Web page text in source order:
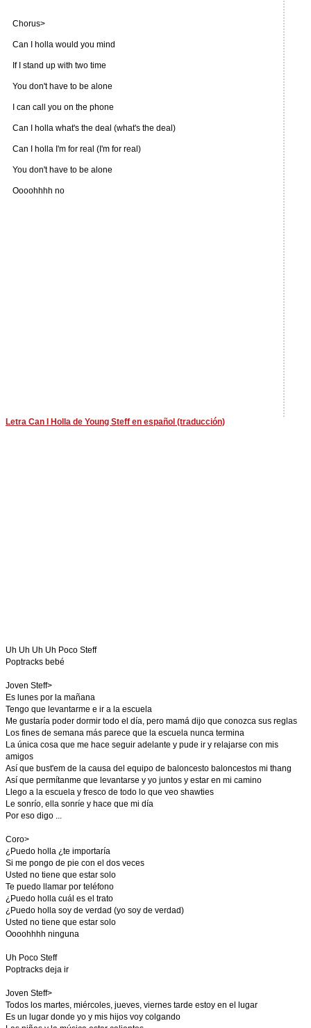
Chorus>
Can I holla would you mind
If I stand up with two time
You don't have to be alone
I can call you on the phone
Can I holla what's the deal (what's the deal)
Can I holla I'm for real (I'm for real)
You don't have to be alone
Oooohhhh no
Letra Can I Holla de Young Steff en español (traducción)
Uh Uh Uh Uh Poco Steff
Poptracks bebé
Joven Steff>
Es lunes por la mañana
Tengo que levantarme e ir a la escuela
Me gustaría poder dormir todo el día, pero mamá dijo que conozca sus reglas
Los fines de semana más parece que la escuela nunca termina
La única cosa que me hace seguir adelante y pude ir y relajarse con mis
amigos
Así que bust'em de la causa del equipo de baloncesto baloncestos mi thang
Así que permítanme que levantarse y yo juntos y estar en mi camino
Llego a la escuela y fresco de todo lo que veo shawties
Le sonrío, ella sonríe y hace que mi día
Por eso digo ...
Coro>
¿Puedo holla ¿te importaría
Si me pongo de pie con el dos veces
Usted no tiene que estar solo
Te puedo llamar por teléfono
¿Puedo holla cuál es el trato
¿Puedo holla soy de verdad (yo soy de verdad)
Usted no tiene que estar solo
Oooohhhh ninguna
Uh Poco Steff
Poptracks deja ir
Joven Steff>
Todos los martes, miércoles, jueves, viernes tarde estoy en el lugar
Es un lugar donde yo y mis hijos voy colgando